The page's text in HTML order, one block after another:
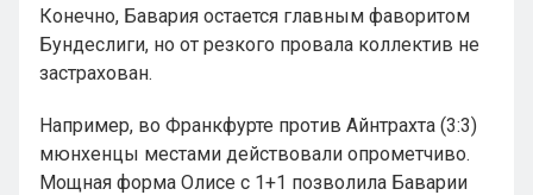
Конечно, Бавария остается главным фаворитом
Бундеслиги, но от резкого провала коллектив не
застрахован.
Например, во Франкфурте против Айнтрахта (3:3)
мюнхенцы местами действовали опрометчиво.
Мощная форма Олисе с 1+1 позволила Баварии